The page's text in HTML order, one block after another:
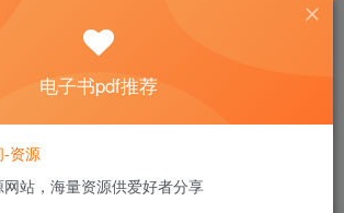
计算机 移动设备 软件下载....
电子书籍下载...
文
电子书pdf推荐
-资源
站，海量资源供爱好者分享